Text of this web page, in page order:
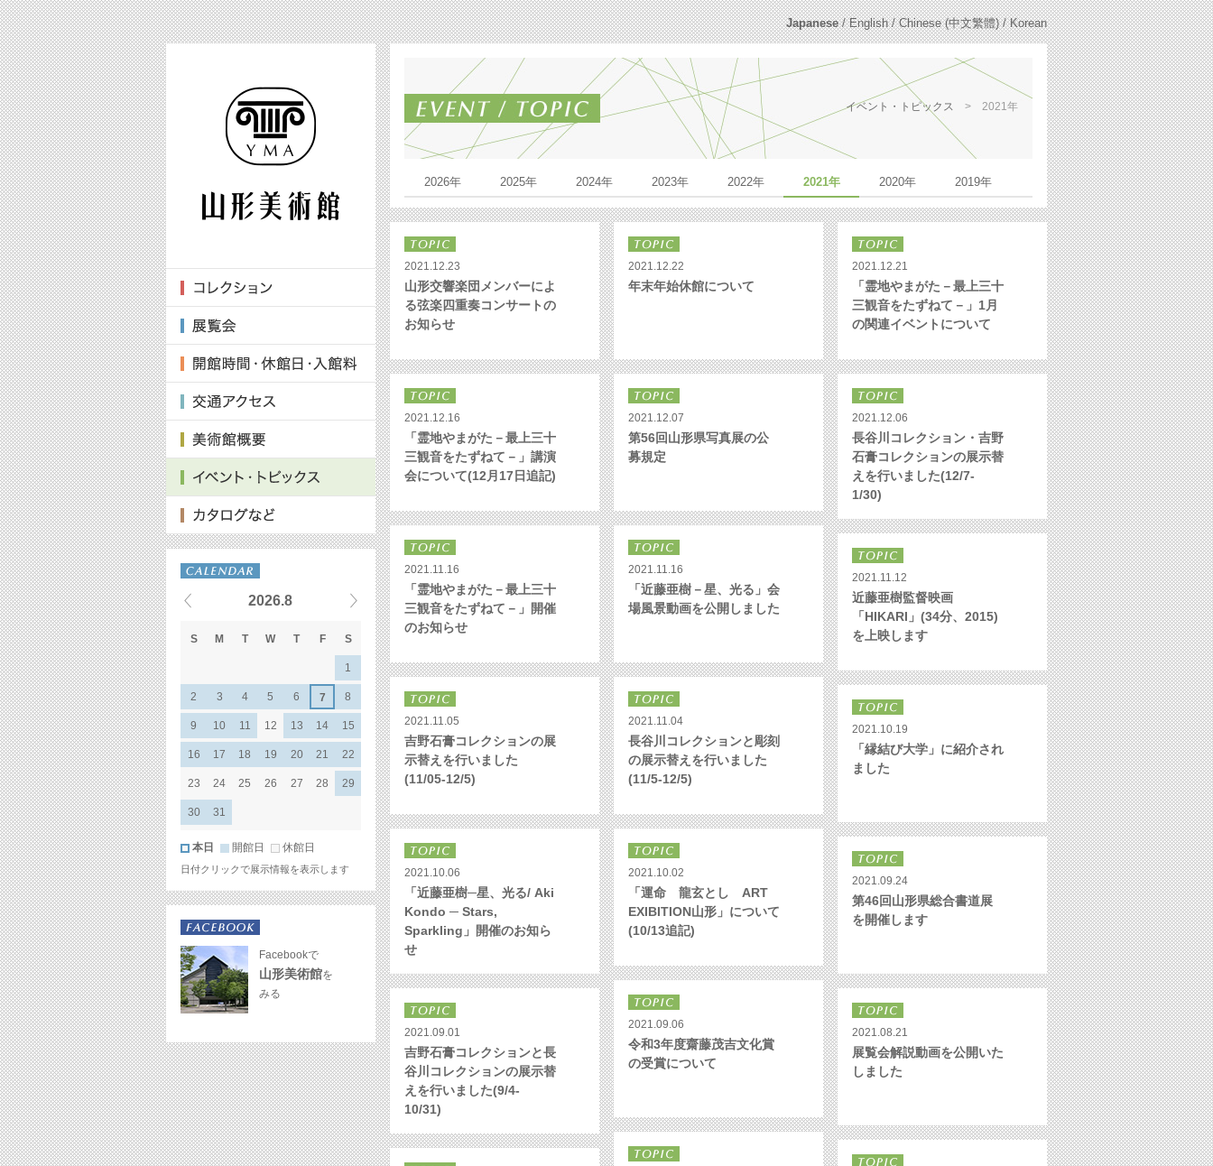
Japanese/English/Chinese (中文繁體)/Korean
2026.8
S M T W T F S
1
2 3 4 5 6 7 8
9 10 11 12 13 14 15
16 17 18 19 20 21 22
23 24 25 26 27 28 29
30 31
本日 開館日 休館日
日付クリックで展示情報を表示します
Facebookで
山形美術館を
みる
イベント・トピックス > 2021年
2026年 2025年 2024年 2023年 2022年 2021年 2020年 2019年
2021.12.23
山形交響楽団メンバーによ
る弦楽四重奏コンサートの
お知らせ
2021.12.22
年末年始休館について
2021.12.21
「霊地やまがた－最上三十
三観音をたずねて－」1月
の関連イベントについて
2021.12.16
「霊地やまがた－最上三十
三観音をたずねて－」講演
会について(12月17日追記)
2021.12.07
第56回山形県写真展の公
募規定
2021.12.06
長谷川コレクション・吉野
石膏コレクションの展示替
えを行いました(12/7-
1/30)
2021.11.16
「霊地やまがた－最上三十
三観音をたずねて－」開催
のお知らせ
2021.11.16
「近藤亜樹－星、光る」会
場風景動画を公開しました
2021.11.12
近藤亜樹監督映画
「HIKARI」(34分、2015)
を上映します
2021.11.05
吉野石膏コレクションの展
示替えを行いました
(11/05-12/5)
2021.11.04
長谷川コレクションと彫刻
の展示替えを行いました
(11/5-12/5)
2021.10.19
「縁結び大学」に紹介され
ました
2021.10.06
「近藤亜樹─星、光る/ Aki
Kondo ─ Stars,
Sparkling」開催のお知ら
せ
2021.10.02
「運命 龍玄とし ART
EXIBITION山形」について
(10/13追記)
2021.09.24
第46回山形県総合書道展
を開催します
2021.09.06
令和3年度齋藤茂吉文化賞
の受賞について
2021.09.01
吉野石膏コレクションと長
谷川コレクションの展示替
えを行いました(9/4-
10/31)
2021.08.21
展覧会解説動画を公開いた
しました